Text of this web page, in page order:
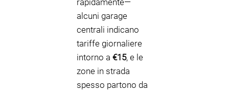
rapidamente—
alcuni garage
centrali indicano
tariffe giornaliere
intorno a €15, e le
zone in strada
spesso partono da